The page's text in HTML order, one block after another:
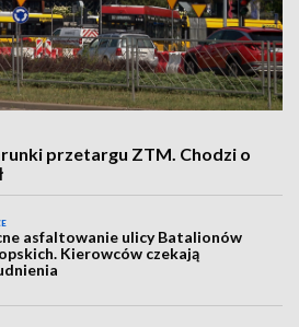
przetargu ZTM. Chodzi o
asfaltowanie ulicy Batalionów
Kierowców czekają